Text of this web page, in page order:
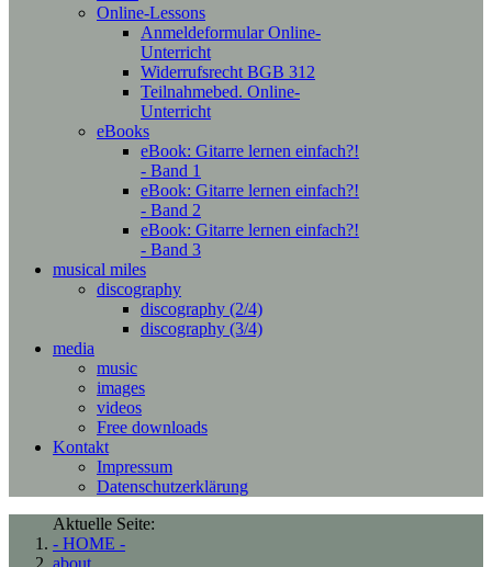
Online-Lessons
Anmeldeformular Online-
Unterricht
Widerrufsrecht BGB 312
Teilnahmebed. Online-
Unterricht
eBooks
eBook: Gitarre lernen einfach?!
- Band 1
eBook: Gitarre lernen einfach?!
- Band 2
eBook: Gitarre lernen einfach?!
- Band 3
musical miles
discography
discography (2/4)
discography (3/4)
media
music
images
videos
Free downloads
Kontakt
Impressum
Datenschutzerklärung
Aktuelle Seite:
- HOME -
about